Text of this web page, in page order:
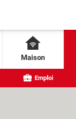
Maison
Emploi